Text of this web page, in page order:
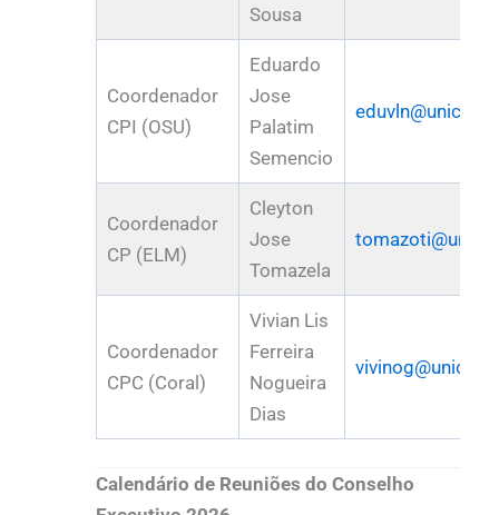
Sousa
Coordenador
CPI (OSU)
Eduardo
Jose
Palatim
Semencio
Coordenador
CP (ELM)
Cleyton
Jose
Tomazela
Coordenador
CPC (Coral)
Vivian Lis
Ferreira
Nogueira
Dias
Calendário de Reuniões do Conselho